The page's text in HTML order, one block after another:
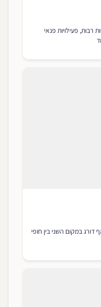
רבות, פעילויות פנאי
במקום השני בין חופי